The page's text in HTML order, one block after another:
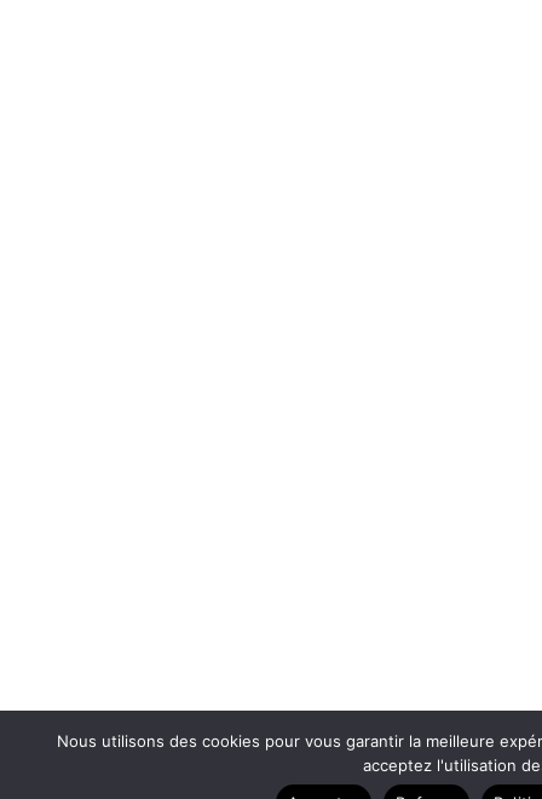
Nous utilisons des cookies pour vous garantir la meilleure
acceptez l'utilisation